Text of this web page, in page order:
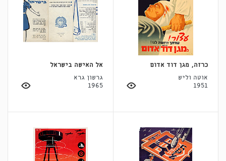
כרזה, מגן דוד אדום
אוטה וליש
1951
אל האישה בישראל
גרשון גרא
1965